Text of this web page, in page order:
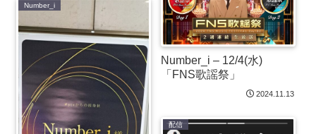
Number_i – 12/4(水)
「FNS歌謡祭」
2024.11.13
Number_i
配信